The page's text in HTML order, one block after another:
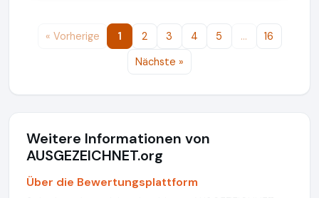
« Vorherige 1 2 3 4 5 …
16
Nächste »
Weitere Informationen von
AUSGEZEICHNET.org
Über die Bewertungsplattform